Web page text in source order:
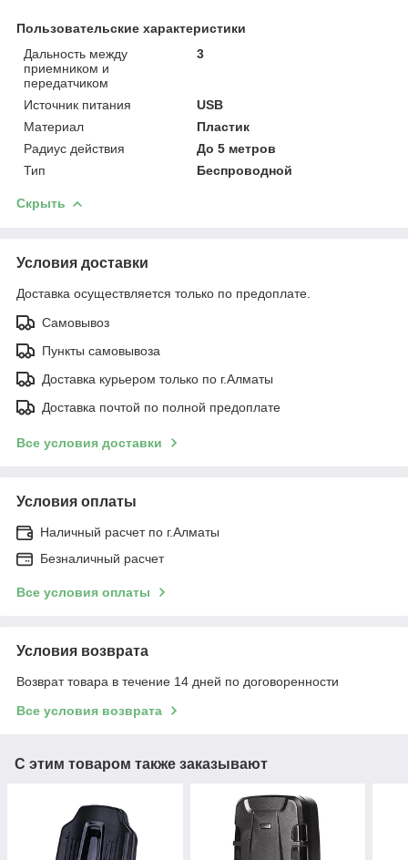
Пользовательские характеристики
Дальность между
приемником и
передатчиком
3
Источник питания
USB
Материал
Пластик
Радиус действия
До 5 метров
Тип
Беспроводной
Скрыть
Условия доставки
Доставка осуществляется только по предоплате.
Самовывоз
Пункты самовывоза
Доставка курьером только по г.Алматы
Доставка почтой по полной предоплате
Все условия доставки
Условия оплаты
Наличный расчет по г.Алматы
Безналичный расчет
Все условия оплаты
Условия возврата
Возврат товара в течение 14 дней по договоренности
Все условия возврата
С этим товаром также заказывают